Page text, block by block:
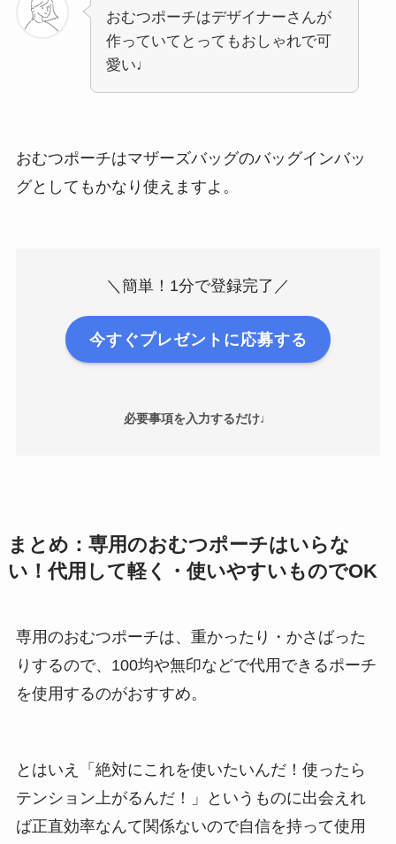
おむつポーチはデザイナーさんが
作っていてとってもおしゃれで可
愛い♩
おむつポーチはマザーズバッグのバッグインバッ
グとしてもかなり使えますよ。
＼簡単！1分で登録完了／
今すぐプレゼントに応募する
必要事項を入力するだけ♩
まとめ：専用のおむつポーチはいらな
い！代用して軽く・使いやすいものでOK
専用のおむつポーチは、重かったり・かさばった
りするので、100均や無印などで代用できるポーチ
を使用するのがおすすめ。
とはいえ「絶対にこれを使いたいんだ！使ったら
テンション上がるんだ！」というものに出会えれ
ば正直効率なんて関係ないので自信を持って使用